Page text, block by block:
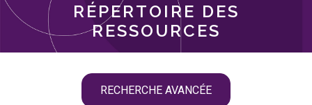
langue
RÉPERTOIRE DES
RESSOURCES
RECHERCHE AVANCÉE